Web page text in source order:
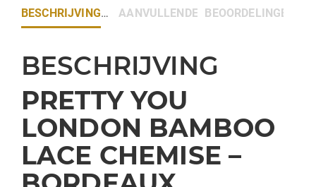
BESCHRIJVING AANVULLENDE INFORMATIE
BEOORDELINGEN (0)
BESCHRIJVING
PRETTY YOU
LONDON BAMBOO
LACE CHEMISE –